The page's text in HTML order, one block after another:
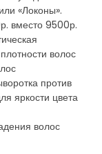
«Локоны».
вместо 9500р.
волос
против
яркости цвета
волос